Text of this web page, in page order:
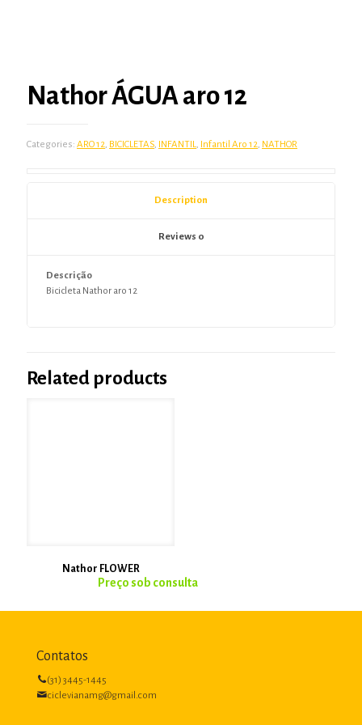
Nathor ÁGUA aro 12
Categories: ARO 12, BICICLETAS, INFANTIL, Infantil Aro 12, NATHOR
Description
Reviews 0
Descrição
Bicicleta Nathor aro 12
Related products
Nathor FLOWER
Contatos
(31) 3445-1445
ciclevianamg@gmail.com